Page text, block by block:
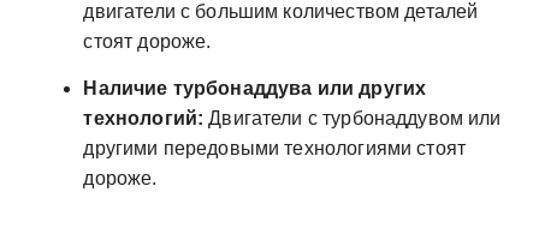
двигатели с большим количеством деталей
стоят дороже.
Наличие турбонаддува или других
технологий: Двигатели с турбонаддувом или
другими передовыми технологиями стоят
дороже.